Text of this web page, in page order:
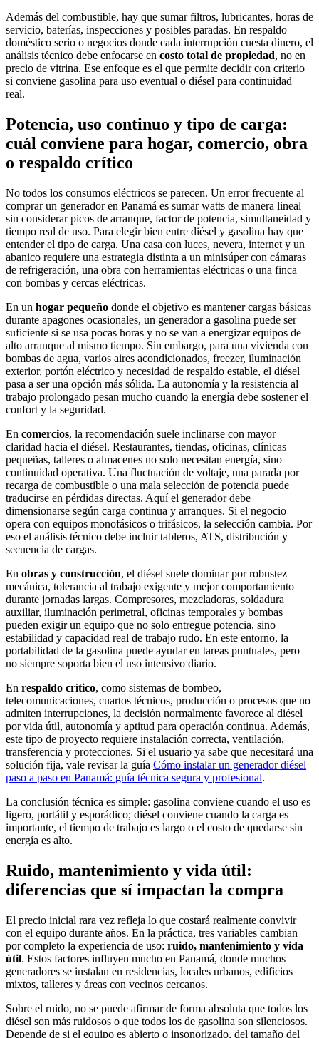
Además del combustible, hay que sumar filtros, lubricantes, horas de
servicio, baterías, inspecciones y posibles paradas. En respaldo
doméstico serio o negocios donde cada interrupción cuesta dinero, el
análisis técnico debe enfocarse en costo total de propiedad, no en
precio de vitrina. Ese enfoque es el que permite decidir con criterio
si conviene gasolina para uso eventual o diésel para continuidad
real.
Potencia, uso continuo y tipo de carga:
cuál conviene para hogar, comercio, obra
o respaldo crítico
No todos los consumos eléctricos se parecen. Un error frecuente al
comprar un generador en Panamá es sumar watts de manera lineal
sin considerar picos de arranque, factor de potencia, simultaneidad y
tiempo real de uso. Para elegir bien entre diésel y gasolina hay que
entender el tipo de carga. Una casa con luces, nevera, internet y un
abanico requiere una estrategia distinta a un minisúper con cámaras
de refrigeración, una obra con herramientas eléctricas o una finca
con bombas y cercas eléctricas.
En un hogar pequeño donde el objetivo es mantener cargas básicas
durante apagones ocasionales, un generador a gasolina puede ser
suficiente si se usa pocas horas y no se van a energizar equipos de
alto arranque al mismo tiempo. Sin embargo, para una vivienda con
bombas de agua, varios aires acondicionados, freezer, iluminación
exterior, portón eléctrico y necesidad de respaldo estable, el diésel
pasa a ser una opción más sólida. La autonomía y la resistencia al
trabajo prolongado pesan mucho cuando la energía debe sostener el
confort y la seguridad.
En comercios, la recomendación suele inclinarse con mayor
claridad hacia el diésel. Restaurantes, tiendas, oficinas, clínicas
pequeñas, talleres o almacenes no solo necesitan energía, sino
continuidad operativa. Una fluctuación de voltaje, una parada por
recarga de combustible o una mala selección de potencia puede
traducirse en pérdidas directas. Aquí el generador debe
dimensionarse según carga continua y arranques. Si el negocio
opera con equipos monofásicos o trifásicos, la selección cambia. Por
eso el análisis técnico debe incluir tableros, ATS, distribución y
secuencia de cargas.
En obras y construcción, el diésel suele dominar por robustez
mecánica, tolerancia al trabajo exigente y mejor comportamiento
durante jornadas largas. Compresores, mezcladoras, soldadura
auxiliar, iluminación perimetral, oficinas temporales y bombas
pueden exigir un equipo que no solo entregue potencia, sino
estabilidad y capacidad real de trabajo rudo. En este entorno, la
portabilidad de la gasolina puede ayudar en tareas puntuales, pero
no siempre soporta bien el uso intensivo diario.
En respaldo crítico, como sistemas de bombeo,
telecomunicaciones, cuartos técnicos, producción o procesos que no
admiten interrupciones, la decisión normalmente favorece al diésel
por vida útil, autonomía y aptitud para operación continua. Además,
este tipo de proyecto requiere instalación correcta, ventilación,
transferencia y protecciones. Si el usuario ya sabe que necesitará una
solución fija, vale revisar la guía Cómo instalar un generador diésel
paso a paso en Panamá: guía técnica segura y profesional.
La conclusión técnica es simple: gasolina conviene cuando el uso es
ligero, portátil y esporádico; diésel conviene cuando la carga es
importante, el tiempo de trabajo es largo o el costo de quedarse sin
energía es alto.
Ruido, mantenimiento y vida útil:
diferencias que sí impactan la compra
El precio inicial rara vez refleja lo que costará realmente convivir
con el equipo durante años. En la práctica, tres variables cambian
por completo la experiencia de uso: ruido, mantenimiento y vida
útil. Estos factores influyen mucho en Panamá, donde muchos
generadores se instalan en residencias, locales urbanos, edificios
mixtos, talleres y áreas con vecinos cercanos.
Sobre el ruido, no se puede afirmar de forma absoluta que todos los
diésel son más ruidosos o que todos los de gasolina son silenciosos.
Depende de si el equipo es abierto o insonorizado, del tamaño del